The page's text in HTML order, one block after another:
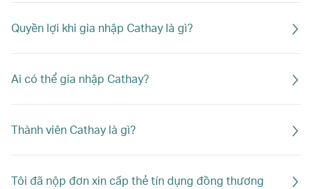
Quyền lợi khi gia nhập Cathay là gì?
Ai có thể gia nhập Cathay?
Thành viên Cathay là gì?
Tôi đã nộp đơn xin cấp thẻ tín dụng đồng thương